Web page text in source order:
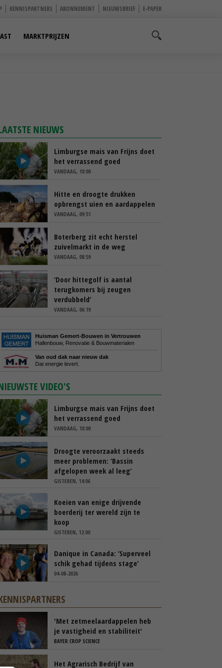
KENNISPARTNERS ABONNEMENT NIEUWSBRIEF E-PAPER
MARKTPRIJZEN
NIEUWS
Limburgse mais van Frijns doet
het verrassend goed
VANDAAG, 10:00
Hitte en droogte drukken
opbrengst uien en aardappelen
VANDAAG, 09:51
Boterberg zit echt herstel
zuivelmarkt in de weg
VANDAAG, 08:59
‘Door hittegolf is aantal
terugkomers bij zeugen
verdubbeld’
VANDAAG, 06:19
Huisman Gemert-Bouwen in Vertrouwen
Hallenbouw, Renovatie & Bouwmaterialen
Van oud dak naar nieuw dak
Dat energie levert.
VIDEO'S
Limburgse mais van Frijns doet
het verrassend goed
VANDAAG, 10:00
Droogte veroorzaakt steeds
meer problemen: ‘Bassin
afgelopen week al leeg’
GISTEREN, 14:06
Koeien van enige drijvende
boerderij ter wereld zijn te
koop
GISTEREN, 12:00
Danique in Canada: ‘Superveel
schik gehad tijdens stage’
04-08-2026
'Met zetmeelaardappelen heb
je vastigheid en stabiliteit'
BAYER CROP SCIENCE
Het Agrarisch Bedrijf van